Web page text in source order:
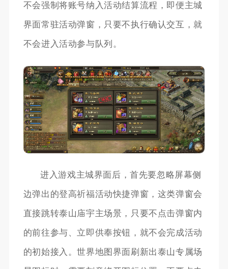
不会强制将账号纳入活动结算流程，即便主城
界面常驻活动弹窗，只要不执行确认交互，就
不会进入活动参与队列。
进入游戏主城界面后，首先要忽略屏幕侧
边弹出的登高祈福活动快捷弹窗，这类弹窗会
直接跳转泰山庙宇主场景，只要不点击弹窗内
的前往参与、立即供奉按钮，就不会完成活动
的初始接入。世界地图界面刷新出泰山专属场